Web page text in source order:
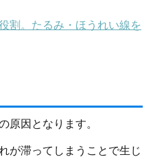
割。たるみ・ほうれい線を
原因となります。
が滞ってしまうことで生じ